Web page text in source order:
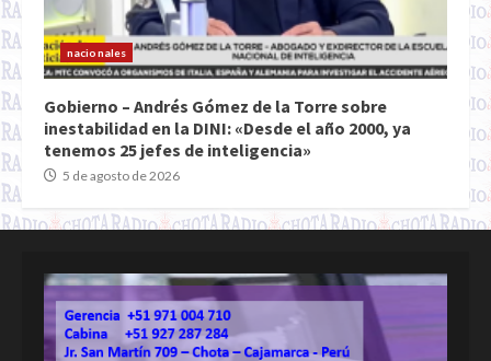
nacionales
Gobierno – Andrés Gómez de la Torre sobre
inestabilidad en la DINI: «Desde el año 2000, ya
tenemos 25 jefes de inteligencia»
5 de agosto de 2026